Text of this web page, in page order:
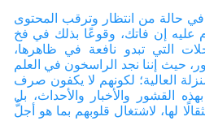
حالة من انتظار وترقب المحتوى
عليه إن فاتك، وقوعًا بذلك في فخ
التي تبدو نافعة في ظاهرها،
حيث إننا نجد الراسخون في العلم
العالية؛ لكونهم لا يكفون صرف
القشور والأخبار والأحداث، بل
لها، لاشتغال قلوبهم بما هو أجلُّ